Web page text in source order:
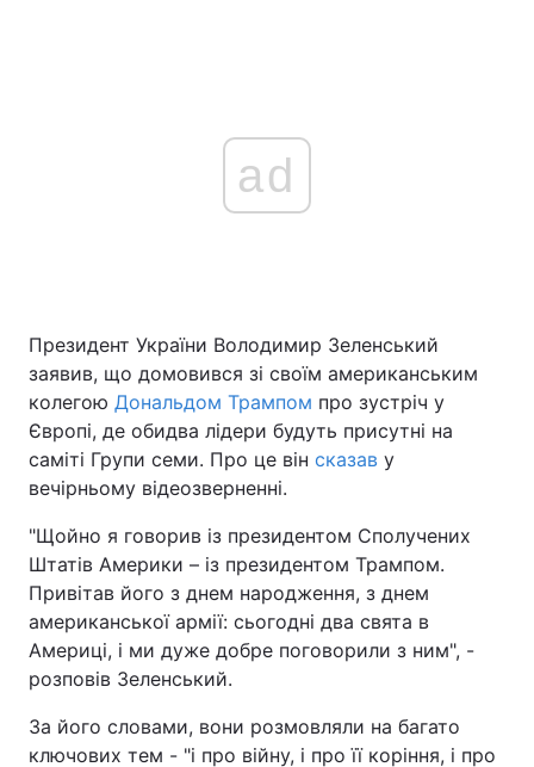
ad
Президент України Володимир Зеленський
заявив, що домовився зі своїм американським
колегою Дональдом Трампом про зустріч у
Європі, де обидва лідери будуть присутні на
саміті Групи семи. Про це він сказав у
вечірньому відеозверненні.
"Щойно я говорив із президентом Сполучених
Штатів Америки – із президентом Трампом.
Привітав його з днем народження, з днем
американської армії: сьогодні два свята в
Америці, і ми дуже добре поговорили з ним", -
розповів Зеленський.
За його словами, вони розмовляли на багато
ключових тем - "і про війну, і про її коріння, і про